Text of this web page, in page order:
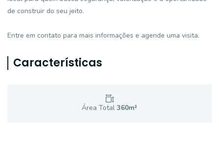
de construir do seu jeito.
Entre em contato para mais informações e agende uma visita.
Características
Área Total 360m²